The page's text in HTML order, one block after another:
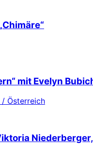
mit Evelyn
/ Österreich
Niederberger,